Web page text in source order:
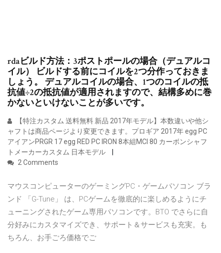
rdaビルド方法：3ポストポールの場合（デュアルコ
イル） ビルドする前にコイルを2つ分作っておきま
しょう。 デュアルコイルの場合、1つのコイルの抵
抗値÷2の抵抗値が適用されますので、結構多めに巻
かないといけないことが多いです。
【特注カスタム 送料無料 新品 2017年モデル】本数違いや他シ
ャフトは商品ページより変更できます。プロギア 2017年 egg PC
アイアンPRGR 17 egg RED PC IRON 8本組MCI 80 カーボンシャフ
トメーカーカスタム 日本モデル
2 Comments
マウスコンピューターのゲーミングPC・ゲームパソコン ブラ
ンド 「G-Tune」 は、PCゲームを徹底的に楽しめるようにチ
ューニングされたゲーム専用パソコンです。BTO でさらに自
分好みにカスタマイズでき、サポート＆サービスも充実。も
ちろん、お手ごろ価格でご